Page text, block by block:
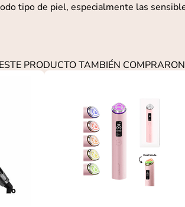
tipo de piel, especialmente las
PRODUCTO TAMBIÉN COMPRARON